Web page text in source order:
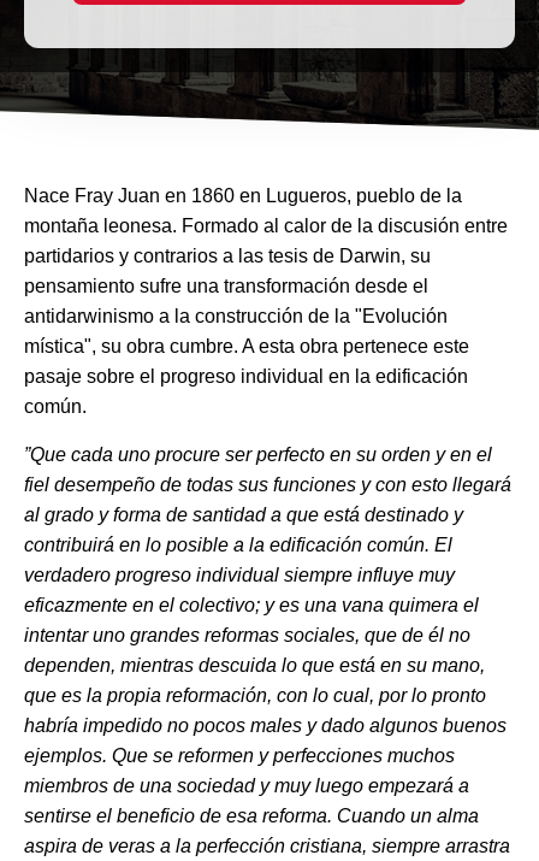
Nace Fray Juan en 1860 en Lugueros, pueblo de la
montaña leonesa. Formado al calor de la discusión entre
partidarios y contrarios a las tesis de Darwin, su
pensamiento sufre una transformación desde el
antidarwinismo a la construcción de la "Evolución
mística", su obra cumbre. A esta obra pertenece este
pasaje sobre el progreso individual en la edificación
común.
”Que cada uno procure ser perfecto en su orden y en el
fiel desempeño de todas sus funciones y con esto llegará
al grado y forma de santidad a que está destinado y
contribuirá en lo posible a la edificación común. El
verdadero progreso individual siempre influye muy
eficazmente en el colectivo; y es una vana quimera el
intentar uno grandes reformas sociales, que de él no
dependen, mientras descuida lo que está en su mano,
que es la propia reformación, con lo cual, por lo pronto
habría impedido no pocos males y dado algunos buenos
ejemplos. Que se reformen y perfecciones muchos
miembros de una sociedad y muy luego empezará a
sentirse el beneficio de esa reforma. Cuando un alma
aspira de veras a la perfección cristiana, siempre arrastra